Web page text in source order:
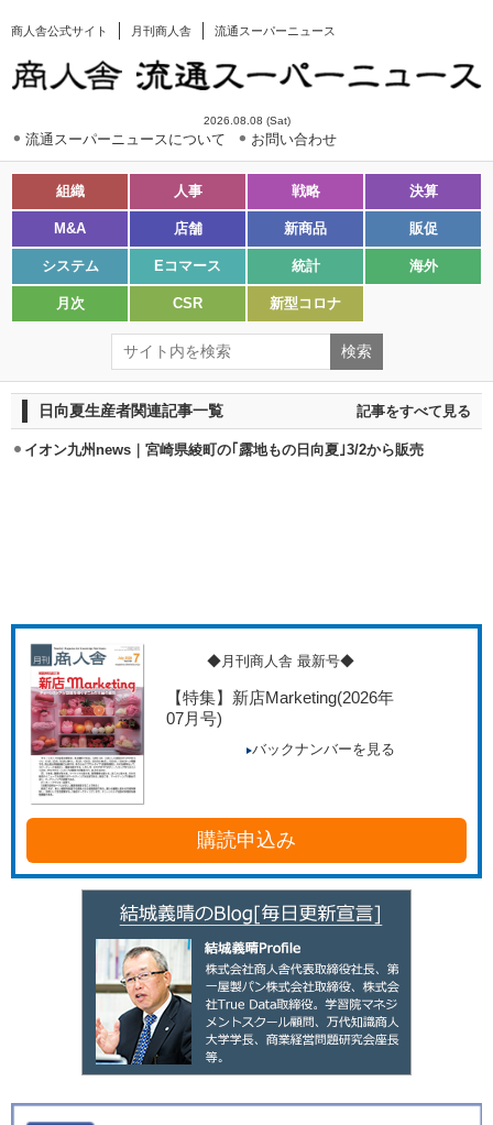
商人舎公式サイト 月刊商人舎 流通スーパーニュース
2026.08.08 (Sat)
流通スーパーニュースについて お問い合わせ
組織 人事 戦略 決算
M&A 店舗 新商品 販促
システム Eコマース 統計 海外
月次 CSR 新型コロナ
日向夏生産者関連記事一覧 記事をすべて見る
イオン九州news｜宮崎県綾町の｢露地もの日向夏｣3/2から販売
◆月刊商人舎 最新号◆
【特集】新店Marketing(2026年
07月号)
バックナンバーを見る
購読申込み